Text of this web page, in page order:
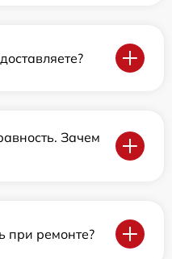
Зачем
при ремонте?